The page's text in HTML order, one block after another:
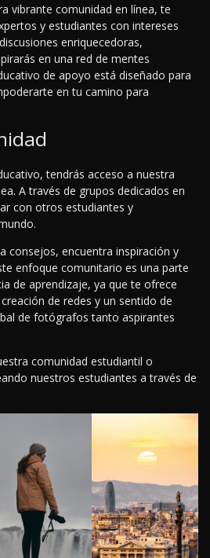
vibrante comunidad en línea, te
y estudiantes con intereses
enriquecedoras,
en una red de mentes
de apoyo está diseñado para
en tu camino para
tendrás acceso a nuestra
A través de grupos dedicados en
con otros estudiantes y
consejos, encuentra inspiración y
enfoque comunitario es una parte
de aprendizaje, ya que te ofrece
de redes y un sentido de
de fotógrafos tanto aspirantes
comunidad estudiantil o
nuestros estudiantes a través de